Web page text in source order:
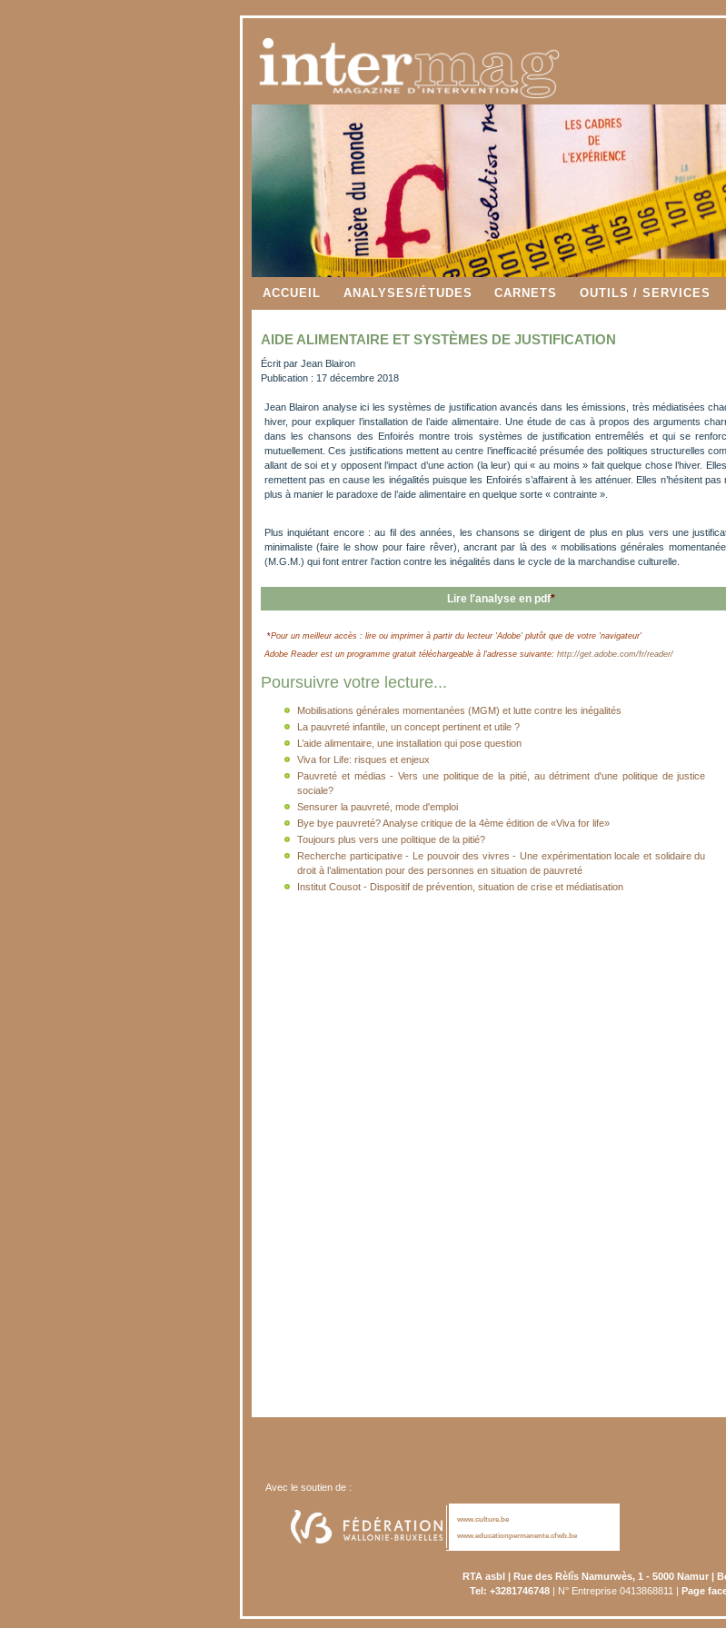
ACCUEIL ANALYSES/ÉTUDES CARNETS OUTILS / SERVICES
AIDE ALIMENTAIRE ET SYSTÈMES DE JUSTIFICATION
Écrit par Jean Blairon
Publication : 17 décembre 2018
Jean Blairon analyse ici les systèmes de justification avancés dans les émissions, très médiatisées
hiver, pour expliquer l’installation de l’aide alimentaire. Une étude de cas à propos des arguments
dans les chansons des Enfoirés montre trois systèmes de justification entremêlés et qui se
mutuellement. Ces justifications mettent au centre l’inefficacité présumée des politiques structurelles
allant de soi et y opposent l’impact d’une action (la leur) qui « au moins » fait quelque chose l’hiver.
remettent pas en cause les inégalités puisque les Enfoirés s’affairent à les atténuer. Elles n’hésitent pas
plus à manier le paradoxe de l’aide alimentaire en quelque sorte « contrainte ».
Plus inquiétant encore : au fil des années, les chansons se dirigent de plus en plus vers une
minimaliste (faire le show pour faire rêver), ancrant par là des « mobilisations générales
(M.G.M.) qui font entrer l’action contre les inégalités dans le cycle de la marchandise culturelle.
Lire l'analyse en pdf*
*Pour un meilleur accès : lire ou imprimer à partir du lecteur 'Adobe' plutôt que de votre 'navigateur'
Adobe Reader est un programme gratuit téléchargeable à l'adresse suivante: http://get.adobe.com/fr/reader/
Poursuivre votre lecture...
Mobilisations générales momentanées (MGM) et lutte contre les inégalités
La pauvreté infantile, un concept pertinent et utile ?
L’aide alimentaire, une installation qui pose question
Viva for Life: risques et enjeux
Pauvreté et médias - Vers une politique de la pitié, au détriment d'une politique de justice
sociale?
Sensurer la pauvreté, mode d'emploi
Bye bye pauvreté? Analyse critique de la 4ème édition de «Viva for life»
Toujours plus vers une politique de la pitié?
Recherche participative - Le pouvoir des vivres - Une expérimentation locale et solidaire du
droit à l’alimentation pour des personnes en situation de pauvreté
Institut Cousot - Dispositif de prévention, situation de crise et médiatisation
Avec le soutien de :
www.culture.be
www.educationpermanente.cfwb.be
RTA asbl | Rue des Rèlîs Namurwès, 1 - 5000 Namur |
Tel: +3281746748| N° Entreprise 0413868811 | Page